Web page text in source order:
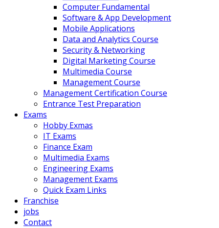
Computer Fundamental
Software & App Development
Mobile Applications
Data and Analytics Course
Security & Networking
Digital Marketing Course
Multimedia Course
Management Course
Management Certification Course
Entrance Test Preparation
Exams
Hobby Exmas
IT Exams
Finance Exam
Multimedia Exams
Engineering Exams
Management Exams
Quick Exam Links
Franchise
jobs
Contact